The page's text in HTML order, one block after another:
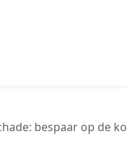
bespaar op de